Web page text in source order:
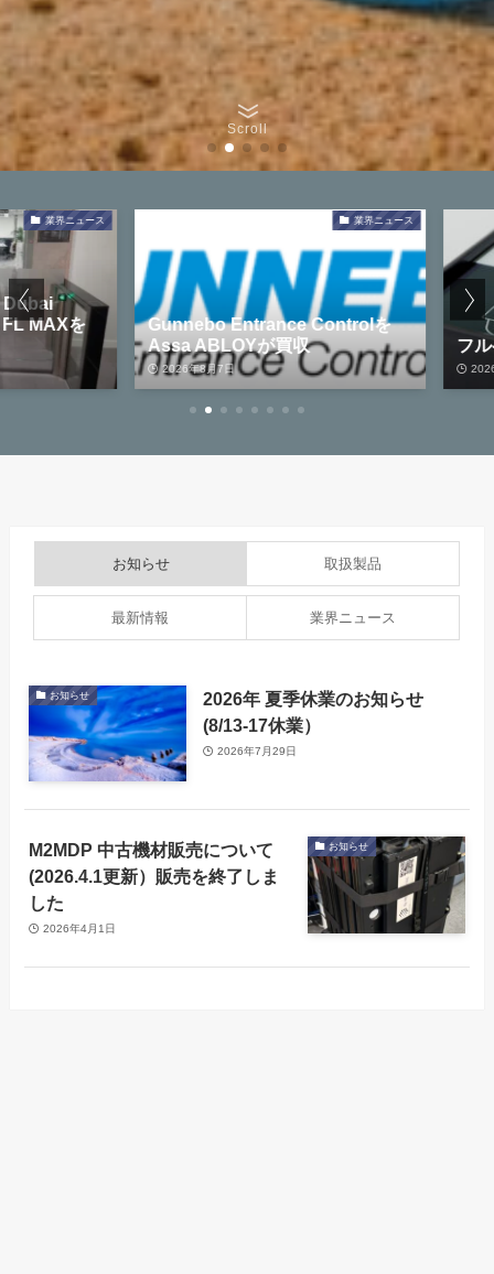
Scroll
業界ニュース
を
業界ニュース
Gunnebo Entrance Controlを
Assa ABLOYが買収
2026年8月7日
フルペ
2026年8
お知らせ 取扱製品
最新情報 業界ニュース
お知らせ
2026年 夏季休業のお知らせ
(8/13-17休業）
2026年7月29日
お知らせ
M2MDP 中古機材販売について
(2026.4.1更新）販売を終了しま
した
2026年4月1日